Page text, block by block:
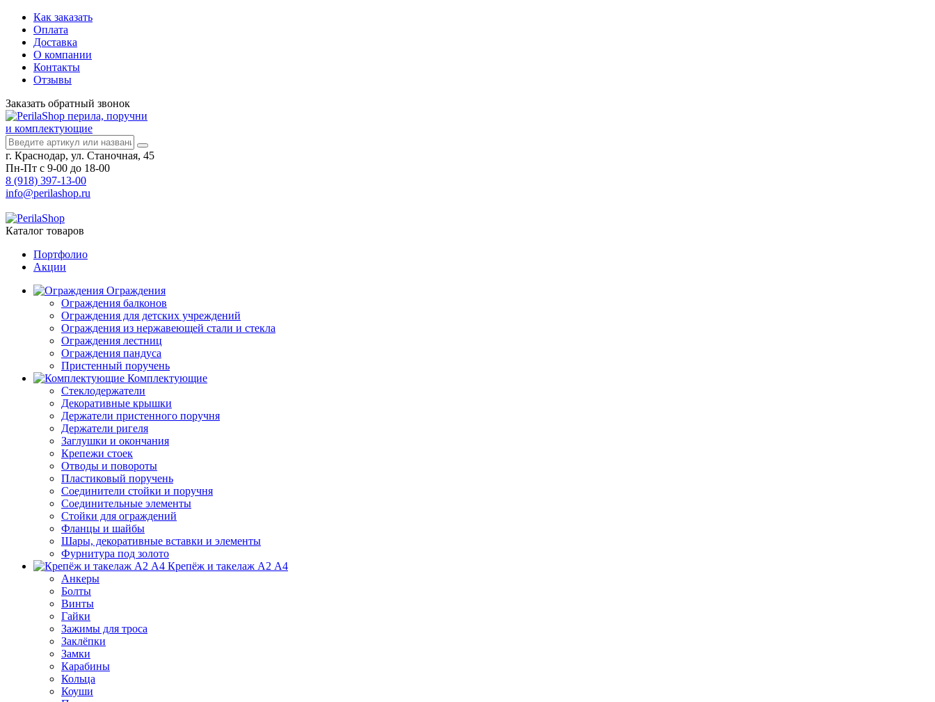
Как заказать
Оплата
Доставка
О компании
Контакты
Отзывы
Заказать обратный звонок
перила, поручни
и комплектующие
г. Краснодар, ул. Станочная, 45
Пн-Пт с 9-00 до 18-00
8 (918) 397-13-00
info@perilashop.ru
Каталог товаров
Портфолио
Акции
Ограждения
Ограждения балконов
Ограждения для детских учреждений
Ограждения из нержавеющей стали и стекла
Ограждения лестниц
Ограждения пандуса
Пристенный поручень
Комплектующие
Стеклодержатели
Декоративные крышки
Держатели пристенного поручня
Держатели ригеля
Заглушки и окончания
Крепежи стоек
Отводы и повороты
Пластиковый поручень
Соединители стойки и поручня
Соединительные элементы
Стойки для ограждений
Фланцы и шайбы
Шары, декоративные вставки и элементы
Фурнитура под золото
Крепёж и такелаж А2 А4
Анкеры
Болты
Винты
Гайки
Зажимы для троса
Заклёпки
Замки
Карабины
Кольца
Коуши